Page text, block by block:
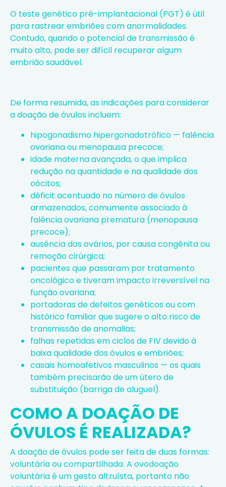
O testegenético pré-implantacional (PGT) é útil
para rastrear embriões com anormalidades.
Contudo, quando o potencial de transmissão é
muito alto, pode ser difícil recuperar algum
embrião saudável.
De forma resumida, as indicações para considerar
a doação de óvulos incluem:
hipogonadismo hipergonadotrófico — falência
ovariana ou menopausa precoce;
idade materna avançada, o que implica
redução na quantidade e na qualidade dos
oócitos;
déficit acentuado no número de óvulos
armazenados, comumente associado à
falência ovariana prematura (menopausa
precoce);
ausência dos ovários, por causa congênita ou
remoção cirúrgica;
pacientes que passaram por tratamento
oncológico e tiveram impacto irreversível na
função ovariana;
portadoras de defeitos genéticos ou com
histórico familiar que sugere o alto risco de
transmissão de anomalias;
falhas repetidas em ciclos de FIV devido à
baixa qualidade dos óvulos e embriões;
casais homoafetivos masculinos — os quais
também precisarão de um útero de
substituição (barriga de aluguel).
COMO A DOAÇÃO DE
ÓVULOS É REALIZADA?
A doação de óvulos pode ser feita de duas formas:
voluntária ou compartilhada. A ovodoação
voluntária é um gesto altruísta, portanto não